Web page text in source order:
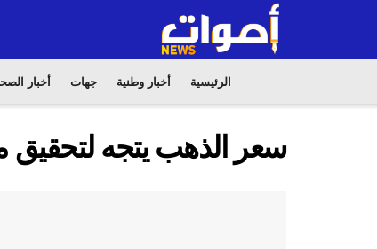
الرئيسية أخبار وطنية جهات أخبار
سعر الذهب يتجه